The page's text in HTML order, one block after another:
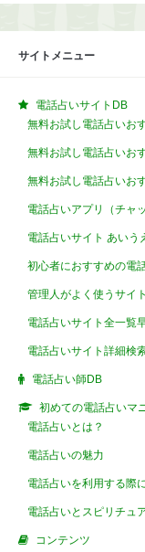
サイトメニュー
電話占いサイトDB
無料お試し電話占いお
無料お試し電話占いお
無料お試し電話占いお
電話占いアプリ（チャ
電話占いサイト あいう
初心者におすすめの電
管理人がよく使うサイ
電話占いサイト全一覧
電話占いサイト詳細検
電話占い師DB
初めての電話占いマ
電話占いとは？
電話占いの魅力
電話占いを利用する際
電話占いとスピリチュ
コンテンツ